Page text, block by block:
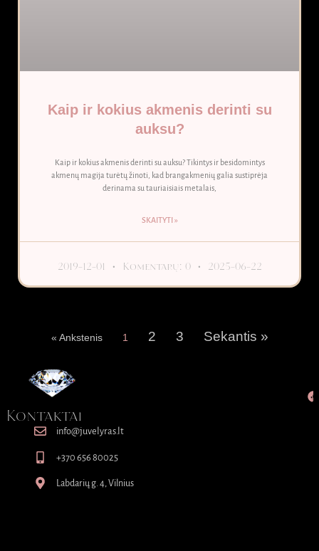
Kaip ir kokius akmenis derinti su
auksu?
Kaip ir kokius akmenis derinti su auksu? Tikintys ir besidomintys
akmenų magija turėtų žinoti, kad brangakmenių galia sustiprėja
derinama su tauriaisiais metalais,
SKAITYTI »
2019-12-01 Komentarų: 0 2025-06-22
« Ankstenis 1 2 3 Sekantis »
Kontaktai
info@juvelyras.lt
+370 656 80025
Labdarių g. 4, Vilnius